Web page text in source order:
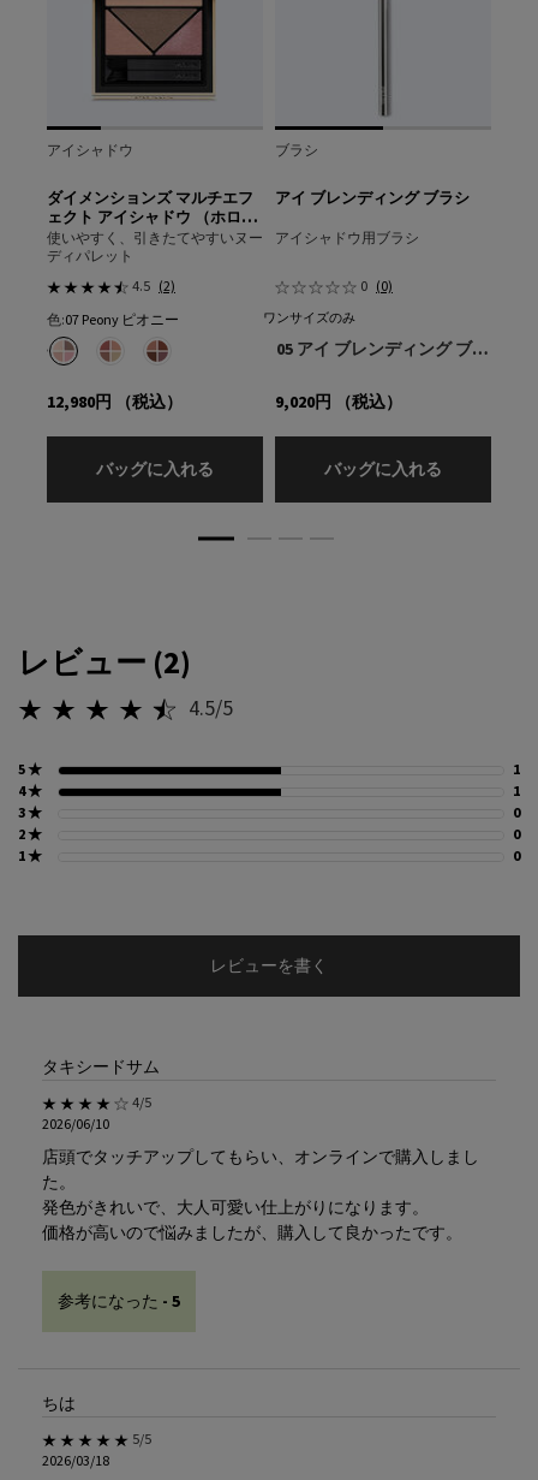
プ ラッシュ エクステンディング ボリューム マスカラ、1/1
アイシャドウ
ダイメンションズ マルチエフ
ェクト アイシャドウ （ホロヌ
ード コレクション）
使いやすく、引きたてやすいヌー
ディパレット
4.5 (2)
色:07 Peony ピオニー
色を選択してください
選択済み
07 Peony ピオニー のカラー ダイメンションズ マルチエフェクト アイシャ
選択済み
08 Pansy パンジー のカラー ダイメンションズ マルチエフェクト
選択済み
09 Primula プリムラ のカラー ダイメンションズ マルチエ
12,980円 （税込）
バッグに入れる ダイメンションズ マルチエフェクト ア
ブラシ
アイ ブレンディング ブラシ
アイシャドウ用ブラシ
0 (0)
ワンサイズのみ
05 アイ ブレンディング ブラシ
9,020円 （税込）
バッグに入れる
レビュー (2)
5星中4.5。 4.5/5
5 ★ 1
4 ★
1
3 ★
00
2 ★
00
1 ★
00
レビューを書く
タキシードサム
5星中4。
4/5
2026/06/10
店頭でタッチアップしてもらい、オンラインで購入しまし
た。
発色がきれいで、大人可愛い仕上がりになります。
価格が高いので悩みましたが、購入して良かったです。
参考になった - 5
ちは
5星中5。
5/5
2026/03/18